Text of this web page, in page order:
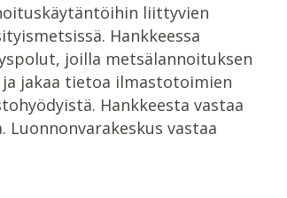
liittyvien
Hankkeessa
joilla metsälannoituksen
jakaa tietoa ilmastotoimien
Hankkeesta vastaa
vastaa